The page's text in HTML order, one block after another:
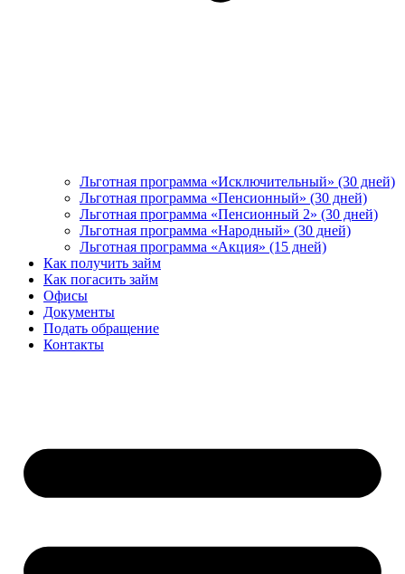
Льготная программа «Исключительный» (30 дней)
Льготная программа «Пенсионный» (30 дней)
Льготная программа «Пенсионный 2» (30 дней)
Льготная программа «Народный» (30 дней)
Льготная программа «Акция» (15 дней)
Как получить займ
Как погасить займ
Офисы
Документы
Подать обращение
Контакты